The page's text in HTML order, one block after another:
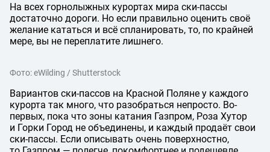
На всех горнолыжных курортах мира ски-пассы
достаточно дороги. Но если правильно оценить своё
желание кататься и всё спланировать, то, по крайней
мере, вы не переплатите лишнего.
Фото: eWilding / Shutterstock
Вариантов ски-пассов на Красной Поляне у каждого
курорта так много, что разобраться непросто. Во-
первых, пока что зоны катания Газпром, Роза Хутор
и Горки Город не объединены, и каждый продаёт свои
ски-пассы. Если описывать очень поверхностно,